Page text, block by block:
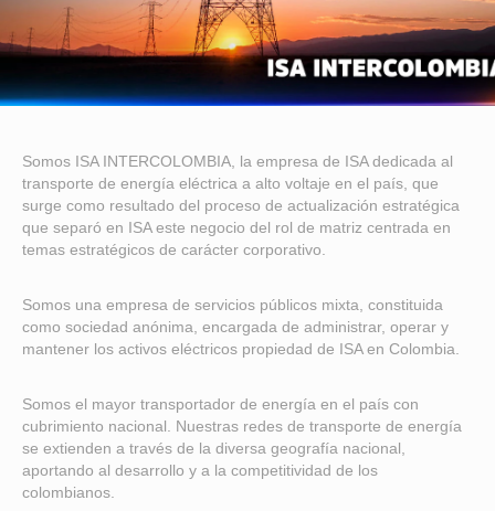
Somos ISA INTERCOLOMBIA, la empresa de ISA dedicada al
transporte de energía eléctrica a alto voltaje en el país, que
surge como resultado del proceso de actualización estratégica
que separó en ISA este negocio del rol de matriz centrada en
temas estratégicos de carácter corporativo.
Somos una empresa de servicios públicos mixta, constituida
como sociedad anónima, encargada de administrar, operar y
mantener los activos eléctricos propiedad de ISA en Colombia.
Somos el mayor transportador de energía en el país con
cubrimiento nacional. Nuestras redes de transporte de energía
se extienden a través de la diversa geografía nacional,
aportando al desarrollo y a la competitividad de los
colombianos.